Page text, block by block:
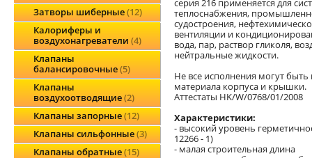
Затворы шиберные 12
Калориферы и
воздухонагреватели 4
Клапаны
балансировочные 5
Клапаны
воздухоотводящие 2
Клапаны запорные 12
Клапаны сильфонные 3
Клапаны обратные 15
серия 216 применяется для
теплоснабжения,
судостроения,
вентиляции и
вода, пар, раствор гликоля,
нейтральные жидкости.
Не все исполнения могут
материала корпуса и крышки.
Аттестаты HK/W/0768/01/2008
Характеристики:
- высокий уровень
12266 - 1)
- малая строительная длина